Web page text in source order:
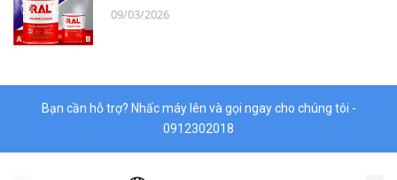
Hóa chất
09/03/2026
Bạn cần hỗ trợ? Nhấc máy lên và gọi ngay cho chúng tôi -
0912302018